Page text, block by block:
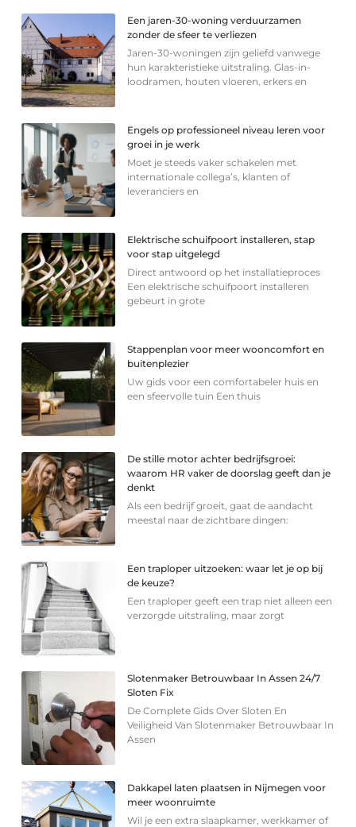
Een jaren-30-woning verduurzamen
zonder de sfeer te verliezen
Jaren-30-woningen zijn geliefd vanwege
hun karakteristieke uitstraling. Glas-in-
loodramen, houten vloeren, erkers en
Engels op professioneel niveau leren voor
groei in je werk
Moet je steeds vaker schakelen met
internationale collega’s, klanten of
leveranciers en
Elektrische schuifpoort installeren, stap
voor stap uitgelegd
Direct antwoord op het installatieproces
Een elektrische schuifpoort installeren
gebeurt in grote
Stappenplan voor meer wooncomfort en
buitenplezier
Uw gids voor een comfortabeler huis en
een sfeervolle tuin Een thuis
De stille motor achter bedrijfsgroei:
waarom HR vaker de doorslag geeft dan je
denkt
Als een bedrijf groeit, gaat de aandacht
meestal naar de zichtbare dingen:
Een traploper uitzoeken: waar let je op bij
de keuze?
Een traploper geeft een trap niet alleen een
verzorgde uitstraling, maar zorgt
Slotenmaker Betrouwbaar In Assen 24/7
Sloten Fix
De Complete Gids Over Sloten En
Veiligheid Van Slotenmaker Betrouwbaar In
Assen
Dakkapel laten plaatsen in Nijmegen voor
meer woonruimte
Wil je een extra slaapkamer, werkkamer of